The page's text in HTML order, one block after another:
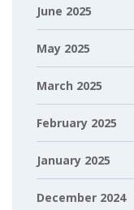
June 2025
May 2025
March 2025
February 2025
January 2025
December 2024